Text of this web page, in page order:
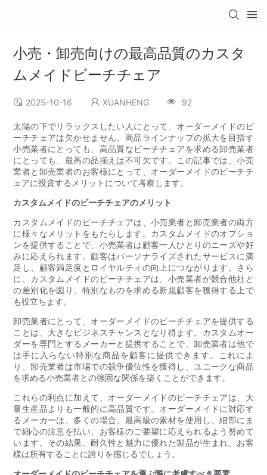
小売・卸売向けの最高品質のカスタ
ムメイドビーチチェア
2025-10-16 XUANHENG 92
太陽の下でリラックスしたい人にとって、オーダーメイドのビ
ーチチェアは欠かせません。商品ラインナップの拡大を目指す
小売業者にとっても、高品質なビーチチェアを求める卸売業者
にとっても、最高の品揃えは不可欠です。この記事では、小売
業者と卸売業者のお客様にとって、オーダーメイドのビーチチ
ェアに投資するメリットについて考察します。
カスタムメイドのビーチチェアのメリット
カスタムメイドのビーチチェアは、小売業者と卸売業者の両方
に様々なメリットをもたらします。カスタムメイドのオプショ
ンを提供することで、小売業者は顧客一人ひとりのニーズや好
みに応えられます。顧客はパーソナライズされたサービスに満
足し、顧客満足度とロイヤルティの向上につながります。さら
に、カスタムメイドのビーチチェアは、小売業者が競合他社と
の差別化を図り、特別なものを求める新規顧客を獲得する上で
も役立ちます。
卸売業者にとって、オーダーメイドのビーチチェアを提供する
ことは、大きなビジネスチャンスとなり得ます。カスタムオー
ダーを専門とするメーカーと提携することで、卸売業者は他で
は手に入らない特別な商品を顧客に提供できます。これによ
り、卸売業者は市場での競争優位性を獲得し、ユニークな商品
を求める小売業者との強固な関係を築くことができます。
これらの利点に加えて、オーダーメイドのビーチチェアは、大
量生産品よりも一般的に高品質です。オーダーメイドに対応す
るメーカーは、多くの場合、最高級の素材を使用し、細部にま
で細心の注意を払い、お客様のご要望に応えられるよう努めて
います。その結果、耐久性と魅力に優れた製品が生まれ、お客
様は所有することに誇りを感じるでしょう。